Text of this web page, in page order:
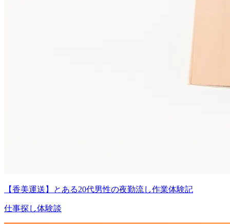
【香美運送】とある20代男性の夜勤流し作業体験記
仕事探し体験談